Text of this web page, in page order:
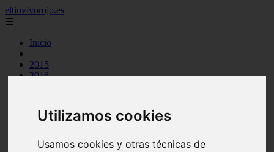
Utilizamos cookies
Usamos cookies y otras técnicas de
eltiovivorojo.es
☰
Inicio
2015
2016
comidas
espana
mariscos